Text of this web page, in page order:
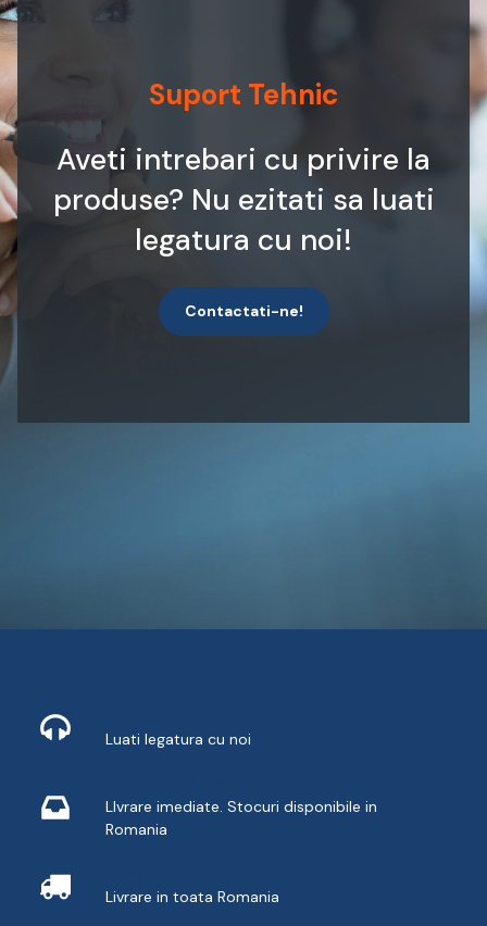
Suport Tehnic
Aveti intrebari cu privire la
produse? Nu ezitati sa luati
legatura cu noi!
Contactati-ne!
Luati legatura cu noi
LIvrare imediate. Stocuri disponibile in
Romania
Livrare in toata Romania